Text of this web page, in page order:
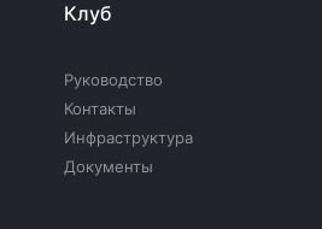
Клуб
Руководство
Контакты
Инфраструктура
Документы